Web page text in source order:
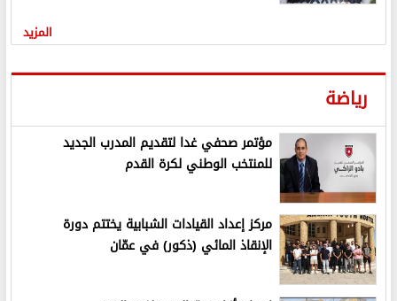
المزيد
رياضة
مؤتمر صحفي غدا لتقديم المدرب الجديد
للمنتخب الوطني لكرة القدم
مركز إعداد القيادات الشبابية يختتم دورة
الإنقاذ المائي (ذكور) في عمّان